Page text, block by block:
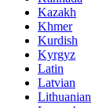
Kazakh
Khmer
Kurdish
Kyrgyz
Latin
Latvian
Lithuanian